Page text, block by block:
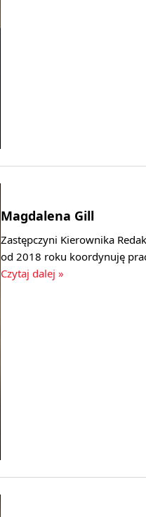
Magdalena Gill
Zastępczyni Kierownika
od 2018 roku koordynuję
Czytaj dalej »